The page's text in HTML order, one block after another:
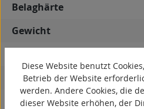
Belaghärte
Gewicht
kontaktverfärbungsfrei
antistatisch
Diese Website benutzt
Betrieb der Website
werden. Andere Cookies, die
dieser Website erhöhen, der